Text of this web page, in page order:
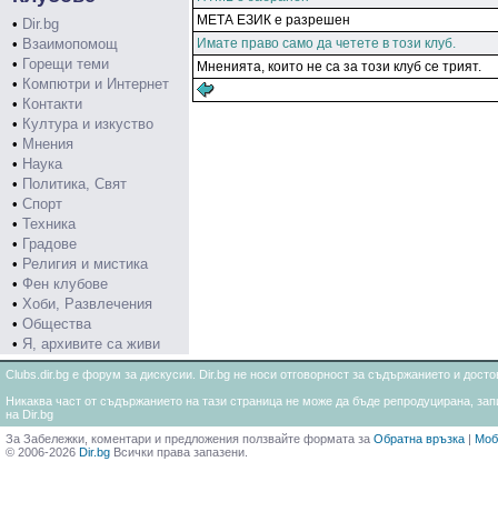
• Dir.bg
• Взаимопомощ
• Горещи теми
• Компютри и Интернет
• Контакти
• Култура и изкуство
• Мнения
• Наука
• Политика, Свят
• Спорт
• Техника
• Градове
• Религия и мистика
• Фен клубове
• Хоби, Развлечения
• Общества
• Я, архивите са живи
МЕТА ЕЗИК е разрешен
Имате право само да четете в този клуб.
Мненията, които не са за този клуб се трият.
Clubs.dir.bg е форум за дискусии. Dir.bg не носи отговорност за съдържанието и
Никаква част от съдържанието на тази страница не може да бъде репродуцирана,
на Dir.bg
За Забележки, коментари и предложения ползвайте формата за Обратна връзка |
© 2006-2026 Dir.bg Всички права запазени.